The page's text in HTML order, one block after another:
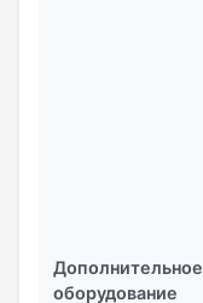
Дополнительное
оборудование